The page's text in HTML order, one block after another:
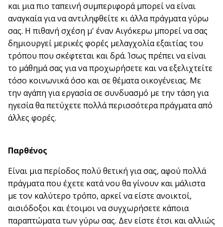
και μια πιο ταπεινή συμπεριφορά μπορεί να είναι
αναγκαία για να αντιληφθείτε κι άλλα πράγματα γύρω
σας. Η πιθανή σχέση μ' έναν Αιγόκερω μπορεί να σας
δημιουργεί μερικές φορές μελαγχολία εξαιτίας του
τρόπου που σκέφτεται και δρά. Ίσως πρέπει να είναι
το μάθημά σας για να προχωρήσετε και να εξελιχτείτε
τόσο κοινωνικά όσο και σε θέματα οικογένειας. Με
την αγάπη για εργασία σε συνδυασμό με την τάση για
ηγεσία θα πετύχετε πολλά περισσότερα πράγματα από
άλλες φορές.
Παρθένος
Είναι μια περίοδος πολύ θετική για σας, αφού πολλά
πράγματα που έχετε κατά νου θα γίνουν και μάλιστα
με τον καλύτερο τρόπο, αρκεί να είστε ανοικτοί,
αισιόδοξοι και έτοιμοι να συγχωρήσετε κάποια
παραπτώματα των γύρω σας. Δεν είστε έτσι και αλλιώς